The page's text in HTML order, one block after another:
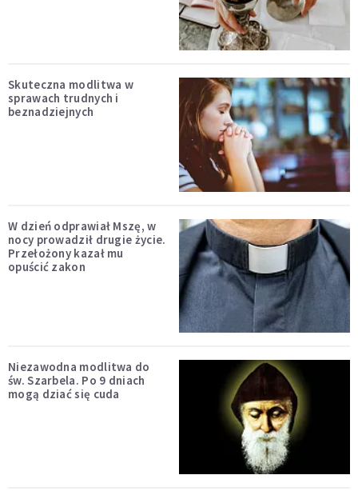
Skuteczna modlitwa w
sprawach trudnych i
beznadziejnych
W dzień odprawiał Mszę, w
nocy prowadził drugie życie.
Przełożony kazał mu
opuścić zakon
Niezawodna modlitwa do
św. Szarbela. Po 9 dniach
mogą dziać się cuda